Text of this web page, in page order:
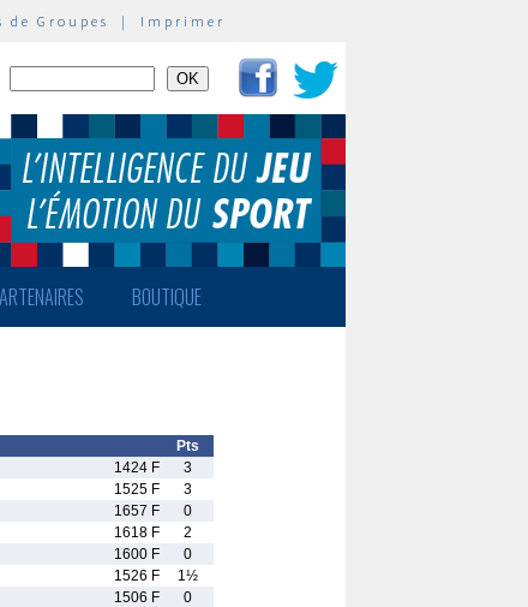
de Groupes | Imprimer
BOUTIQUE
Pts
1424 F
3
1525 F
3
1657 F
0
1618 F
2
1600 F
0
1526 F
1½
1506 F 0